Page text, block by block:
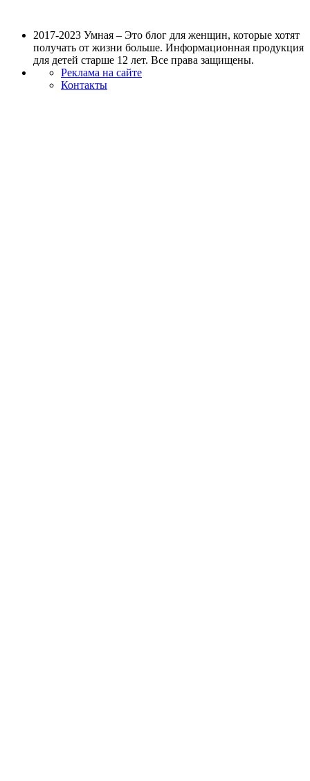
2017-2023 Умная – Это блог для женщин, которые хотят
получать от жизни больше. Информационная продукция
для детей старше 12 лет. Все права защищены.
Реклама на сайте
Контакты